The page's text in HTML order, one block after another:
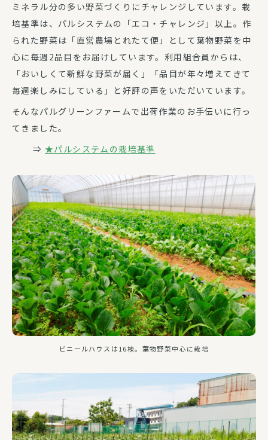
ミネラル分の多い野菜づくりにチャレンジしています。栽
培基準は、パルシステムの「エコ・チャレンジ」以上。作
られた野菜は「直営農場とれたて便」として葉物野菜を中
心に毎週2品目をお届けしています。利用組合員からは、
「おいしくて新鮮な野菜が届く」「品目が年々増えてきて
毎週楽しみにしている」と好評の声をいただいています。
そんなパルグリーンファームで出荷作業のお手伝いに行っ
てきました。
⇒ ★パルシステムの栽培基準
ビニールハウスは16棟。葉物野菜中心に栽培